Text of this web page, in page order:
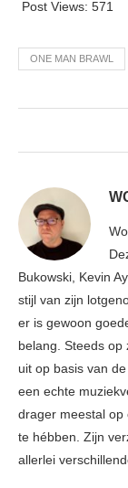
Post Views: 571
ONE MAN BRAWL
Bukowski, Kevin
stijl van zijn
er is gewoon
belang. Steeds op
uit op basis van
een echte
drager meestal op
te hébben. Zijn
allerlei